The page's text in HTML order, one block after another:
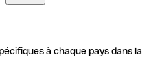
à chaque pays dans la